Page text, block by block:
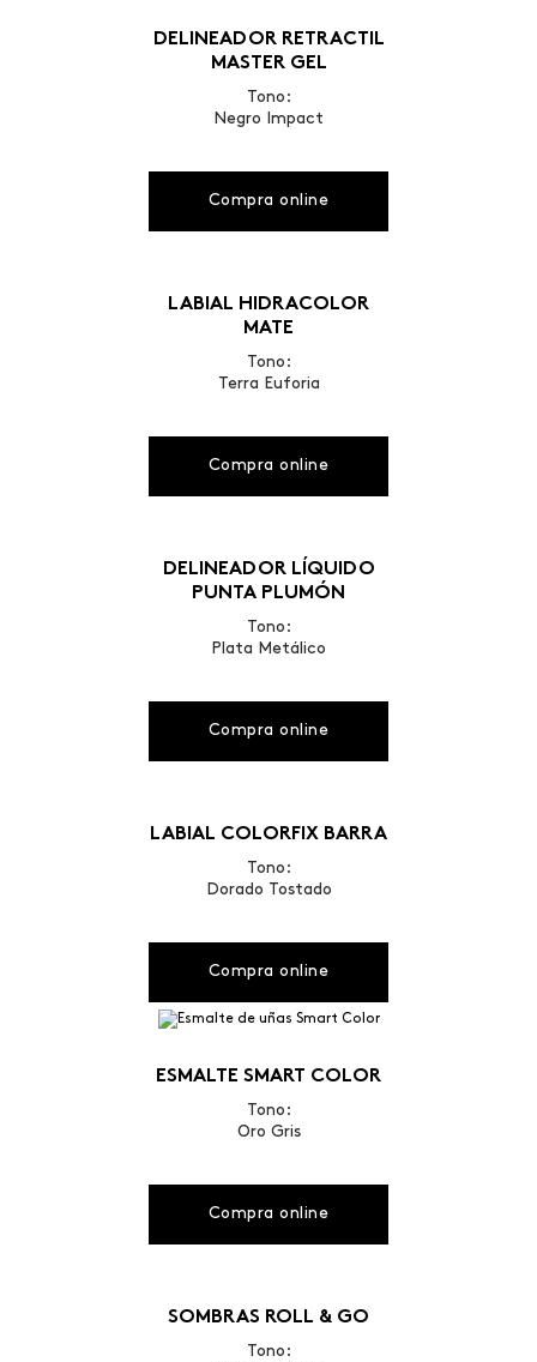
DELINEADOR RETRACTIL
MASTER GEL
Tono:
Negro Impact
Compra online
LABIAL HIDRACOLOR
MATE
Tono:
Terra Euforia
Compra online
DELINEADOR LÍQUIDO
PUNTA PLUMÓN
Tono:
Plata Metálico
Compra online
LABIAL COLORFIX BARRA
Tono:
Dorado Tostado
Compra online
ESMALTE SMART COLOR
Tono:
Oro Gris
Compra online
SOMBRAS ROLL & GO
Tono: